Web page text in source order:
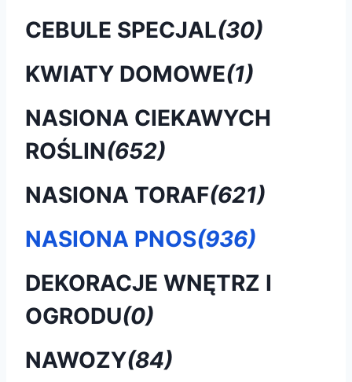
CEBULE SPECJAL(30)
KWIATY DOMOWE(1)
NASIONA CIEKAWYCH
ROŚLIN(652)
NASIONA TORAF(621)
NASIONA PNOS(936)
DEKORACJE WNĘTRZ I
OGRODU(0)
NAWOZY(84)